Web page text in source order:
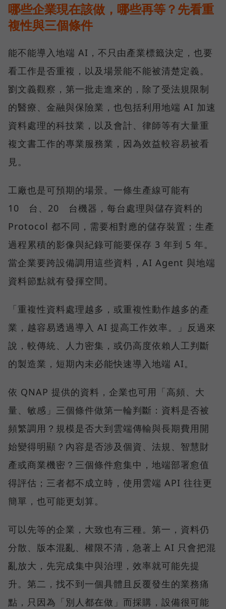
哪些企業現在該做，哪些再等？先看重
複性與三個條件
能不能導入地端 AI，不只由產業標籤決定，也要
看工作是否重複，以及場景能不能被清楚定義。
劉文義觀察，第一批走進來的，除了受法規限制
的醫療、金融與保險業，也包括利用地端 AI 加速
資料處理的科技業，以及會計、律師等有大量重
複文書工作的專業服務業，因為效益較容易被看
見。
工廠也是可預期的場景。一條生產線可能有
10 台、20 台機器，每台處理與儲存資料的
Protocol 都不同，需要相對應的儲存裝置；生產
過程累積的影像與紀錄可能要保存 3 年到 5 年。
當企業要跨設備調用這些資料，AI Agent 與地端
資料節點就有發揮空間。
「重複性資料處理越多，或重複性動作越多的產
業，越容易透過導入 AI 提高工作效率。」反過來
說，較傳統、人力密集，或仍高度依賴人工判斷
的製造業，短期內未必能快速導入地端 AI。
依 QNAP 提供的資料，企業也可用「高頻、大
量、敏感」三個條件做第一輪判斷：資料是否被
頻繁調用？規模是否大到雲端傳輸與長期費用開
始變得明顯？內容是否涉及個資、法規、智慧財
產或商業機密？三個條件愈集中，地端部署愈值
得評估；三者都不成立時，使用雲端 API 往往更
簡單，也可能更划算。
可以先等的企業，大致也有三種。第一，資料仍
分散、版本混亂、權限不清，急著上 AI 只會把混
亂放大，先完成集中與治理，效率就可能先提
升。第二，找不到一個具體且反覆發生的業務痛
點，只因為「別人都在做」而採購，設備很可能